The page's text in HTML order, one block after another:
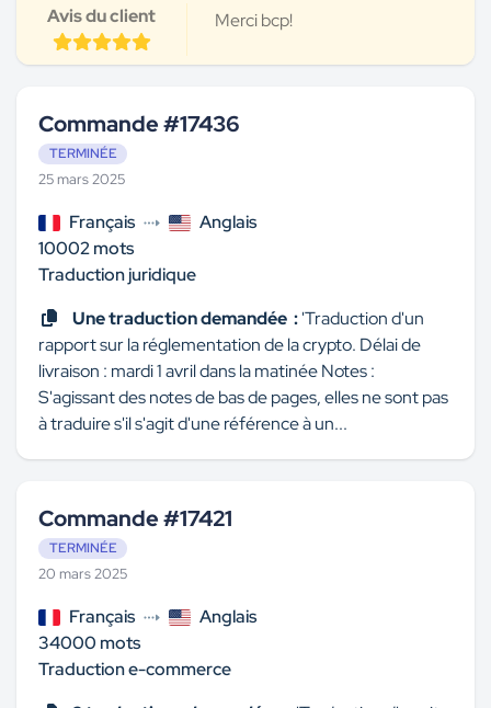
Avis du client Merci bcp!
Commande #17436
TERMINÉE
25 mars 2025
Français
Anglais
10002 mots
Traduction juridique
Une traduction demandée :'Traduction d'un
rapport sur la réglementation de la crypto. Délai de
livraison : mardi 1 avril dans la matinée Notes :
S'agissant des notes de bas de pages, elles ne sont pas
à traduire s'il s'agit d'une référence à un...
Commande #17421
TERMINÉE
20 mars 2025
Français
Anglais
34000 mots
Traduction e-commerce